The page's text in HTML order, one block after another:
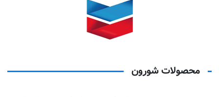
محصولات شورون